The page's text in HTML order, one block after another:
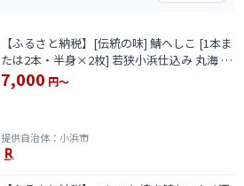
【ふるさと納税】[伝統の味] 鯖へしこ [1本ま
たは2本・半身×2枚] 若狭小浜仕込み 丸海 ノ
ルウェー産 老舗のぬか漬け 発酵食品 お取り
寄せ 珍味 ご飯のお供 小浜市 / 小浜海産物
7,000 円～
提供自治体：小浜市